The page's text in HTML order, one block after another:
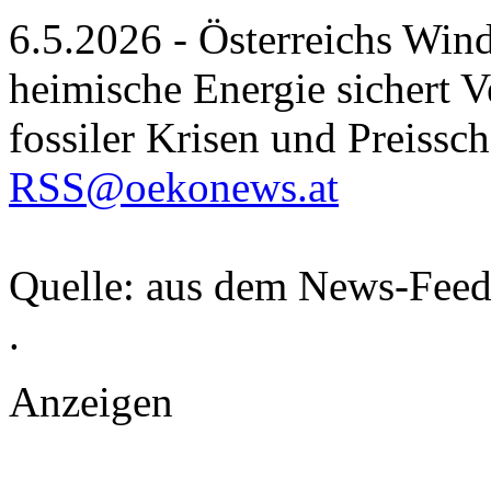
6.5.2026 - Österreichs
heimische Energie sichert
fossiler Krisen und
RSS@oekonews.at
Quelle: aus dem News-
.
Anzeigen